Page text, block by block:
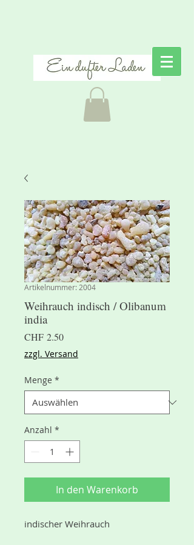
Artikelnummer: 2004
Weihrauch indisch / Olibanum
india
CHF 2.50Preis
zzgl. Versand
Menge *
Anzahl *
In den Warenkorb
indischer Weihrauch